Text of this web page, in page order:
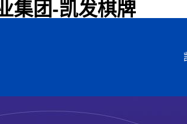
集团-凯发棋牌